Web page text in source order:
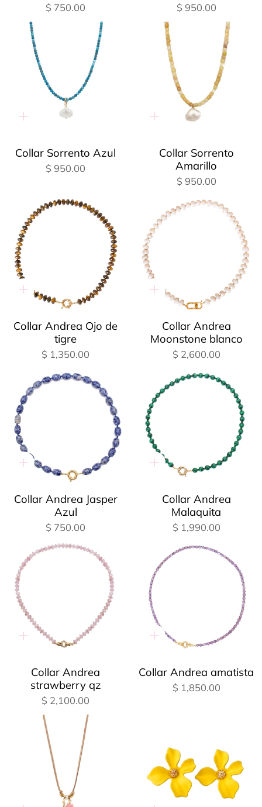
$ 750.00 $ 950.00
Adición
Collar Sorrento Azul
$ 950.00
Adición
Collar Sorrento
Amarillo
$ 950.00
Adición
rápida
Collar Andrea Ojo de
tigre
$ 1,350.00
Adición
rápida
Collar Andrea
Moonstone blanco
$ 2,600.00
Adición
rápida
Collar Andrea Jasper
Azul
$ 750.00
Adición
rápida
Collar Andrea
Malaquita
$ 1,990.00
Adición
Collar Andrea
strawberry qz
$ 2,100.00
Adición
rápida
Collar Andrea amatista
$ 1,850.00